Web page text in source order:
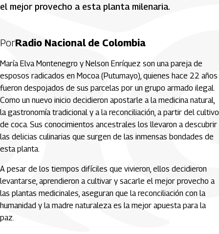
el mejor provecho a esta planta milenaria.
PorRadio Nacional de Colombia
María Elva Montenegro y Nelson Enríquez son una pareja de
esposos radicados en Mocoa (Putumayo), quienes hace 22 años
fueron despojados de sus parcelas por un grupo armado ilegal.
Como un nuevo inicio decidieron apostarle a la medicina natural,
la gastronomía tradicional y a la reconciliación, a partir del cultivo
de coca. Sus conocimientos ancestrales los llevaron a descubrir
las delicias culinarias que surgen de las inmensas bondades de
esta planta.
A pesar de los tiempos difíciles que vivieron, ellos decidieron
levantarse, aprendieron a cultivar y sacarle el mejor provecho a
las plantas medicinales, aseguran que la reconciliación con la
humanidad y la madre naturaleza es la mejor apuesta para la
paz.